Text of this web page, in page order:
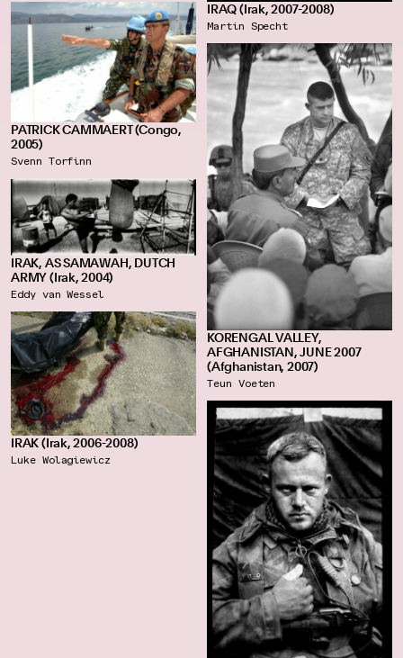
IRAQ (Irak, 2007-2008)
Martin Specht
PATRICK CAMMAERT (Congo,
2005)
Svenn Torfinn
KORENGAL VALLEY,
AFGHANISTAN, JUNE 2007
(Afghanistan, 2007)
Teun Voeten
IRAK, AS SAMAWAH, DUTCH
ARMY (Irak, 2004)
Eddy van Wessel
IRAK (Irak, 2006-2008)
Luke Wolagiewicz